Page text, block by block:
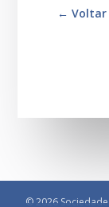
←
© 2026